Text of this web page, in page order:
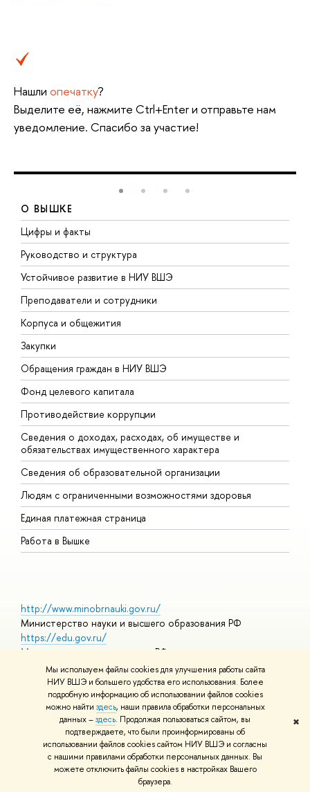
Мы используем файлы cookies для улучшения работы сайта
НИУ ВШЭ и большего удобства его использования. Более
подробную информацию об использовании файлов cookies
можно найти здесь, наши правила обработки персональных
данных –здесь. Продолжая пользоваться сайтом, вы
подтверждаете, что были проинформированы об
использовании файлов cookies сайтом НИУ ВШЭ и согласны
с нашими правилами обработки персональных данных. Вы
можете отключить файлы cookies в настройках Вашего
браузера.
✖
Нашли опечатку?
Выделите её, нажмите Ctrl+Enter и отправьте нам
уведомление. Спасибо за участие!
О ВЫШКЕ
Цифры и факты
Руководство и структура
Устойчивое развитие в НИУ ВШЭ
Преподаватели и сотрудники
Корпуса и общежития
Закупки
Обращения граждан в НИУ ВШЭ
Фонд целевого капитала
Противодействие коррупции
Сведения о доходах, расходах, об имуществе и
обязательствах имущественного характера
Сведения об образовательной организации
Людям с ограниченными возможностями здоровья
Единая платежная страница
Работа в Вышке
http://www.minobrnauki.gov.ru/
Министерство науки и высшего образования РФ
https://edu.gov.ru/
Министерство просвещения РФ
https://elearning.hse.ru/mooc
Массовые открытые онлайн-курсы
© НИУ ВШЭ 1993–2026 Адреса и контактыУсловия
использования материалов Политика конфиденциальности
Шрифты HSE Sans и HSE Slab разработаны вШколе дизайна НИУ